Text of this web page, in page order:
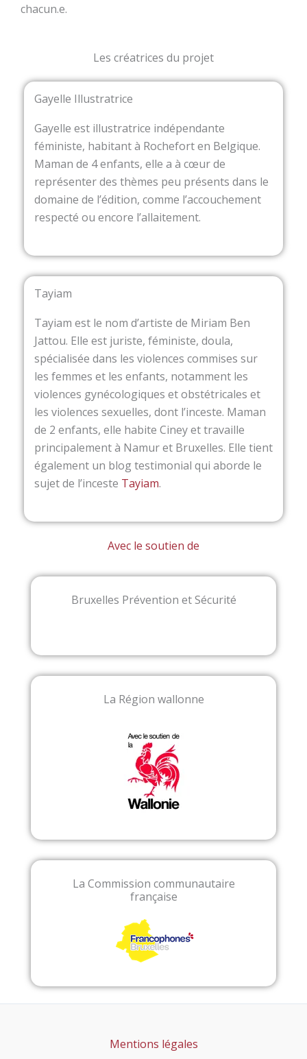
chacun.e.
Les créatrices du projet
Gayelle Illustratrice
Gayelle est illustratrice indépendante
féministe, habitant à Rochefort en Belgique.
Maman de 4 enfants, elle a à cœur de
représenter des thèmes peu présents dans le
domaine de l’édition, comme l’accouchement
respecté ou encore l’allaitement.
Tayiam
Tayiam est le nom d’artiste de Miriam Ben
Jattou. Elle est juriste, féministe, doula,
spécialisée dans les violences commises sur
les femmes et les enfants, notamment les
violences gynécologiques et obstétricales et
les violences sexuelles, dont l’inceste. Maman
de 2 enfants, elle habite Ciney et travaille
principalement à Namur et Bruxelles. Elle tient
également un blog testimonial qui aborde le
sujet de l’inceste Tayiam.
Avec le soutien de
Bruxelles Prévention et Sécurité
La Région wallonne
La Commission communautaire
française
Mentions légales